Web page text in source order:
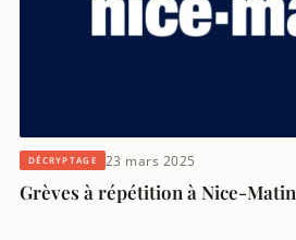
DÉCRYPTAGE 23 mars 2025
Grèves à répétition à Nice-Matin